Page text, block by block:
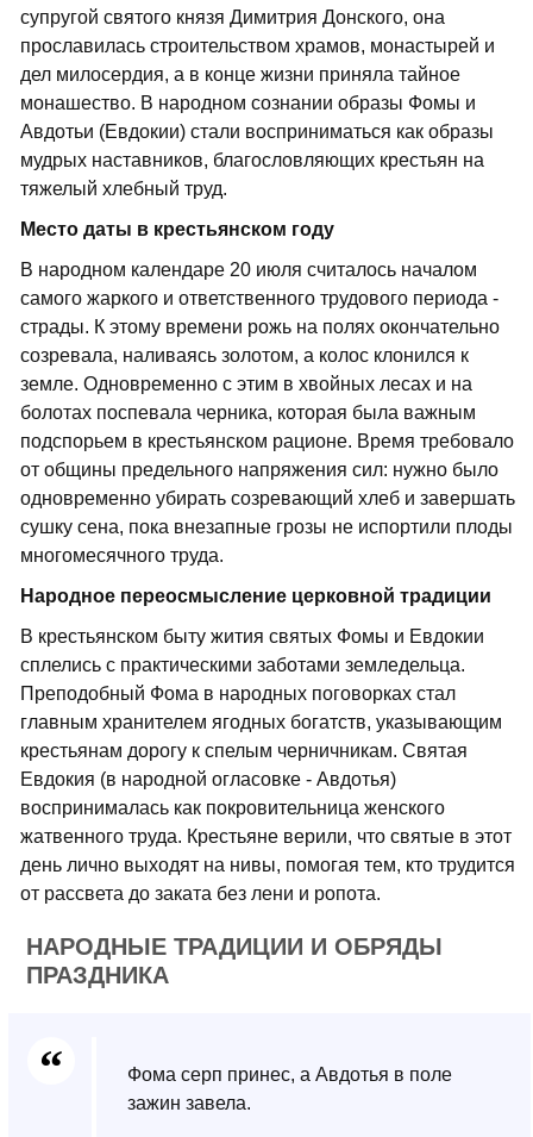
супругой святого князя Димитрия Донского, она
прославилась строительством храмов, монастырей и
дел милосердия, а в конце жизни приняла тайное
монашество. В народном сознании образы Фомы и
Авдотьи (Евдокии) стали восприниматься как образы
мудрых наставников, благословляющих крестьян на
тяжелый хлебный труд.
Место даты в крестьянском году
В народном календаре 20 июля считалось началом
самого жаркого и ответственного трудового периода -
страды. К этому времени рожь на полях окончательно
созревала, наливаясь золотом, а колос клонился к
земле. Одновременно с этим в хвойных лесах и на
болотах поспевала черника, которая была важным
подспорьем в крестьянском рационе. Время требовало
от общины предельного напряжения сил: нужно было
одновременно убирать созревающий хлеб и завершать
сушку сена, пока внезапные грозы не испортили плоды
многомесячного труда.
Народное переосмысление церковной традиции
В крестьянском быту жития святых Фомы и Евдокии
сплелись с практическими заботами земледельца.
Преподобный Фома в народных поговорках стал
главным хранителем ягодных богатств, указывающим
крестьянам дорогу к спелым черничникам. Святая
Евдокия (в народной огласовке - Авдотья)
воспринималась как покровительница женского
жатвенного труда. Крестьяне верили, что святые в этот
день лично выходят на нивы, помогая тем, кто трудится
от рассвета до заката без лени и ропота.
НАРОДНЫЕ ТРАДИЦИИ И ОБРЯДЫ
ПРАЗДНИКА
Фома серп принес, а Авдотья в поле
зажин завела.